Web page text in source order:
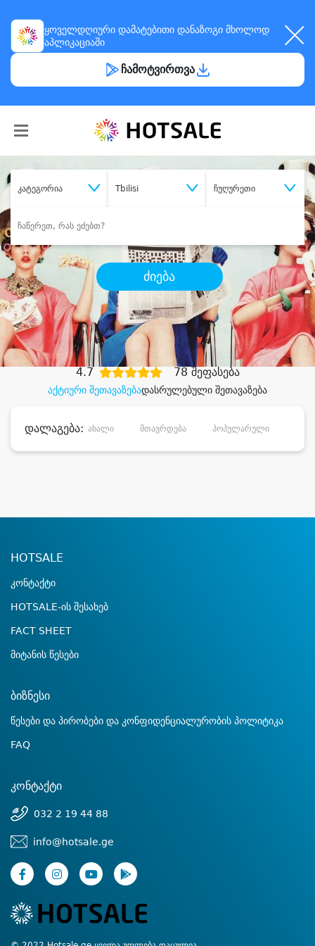
ყოველდღიური დამატებითი დანაზოგი მხოლოდ
აპლიკაციაში
ჩამოტვირთვა
კატეგორია Tbilisi ჩუღურეთი
ძიება
შეიძინესასურველი მომსახურება
დიდი დანაზოგით
აქტიური შეთავაზებადასრულებული შეთავაზება
4.7 78 შეფასება
დალაგება: ახალი მთავრდება პოპულარული
HOTSALE
კონტაქტი
HOTSALE-ის შესახებ
FACT SHEET
მიტანის წესები
ბიზნესი
წესები და პირობები და კონფიდენციალურობის პოლიტიკა
FAQ
კონტაქტი
032 2 19 44 88
info@hotsale.ge